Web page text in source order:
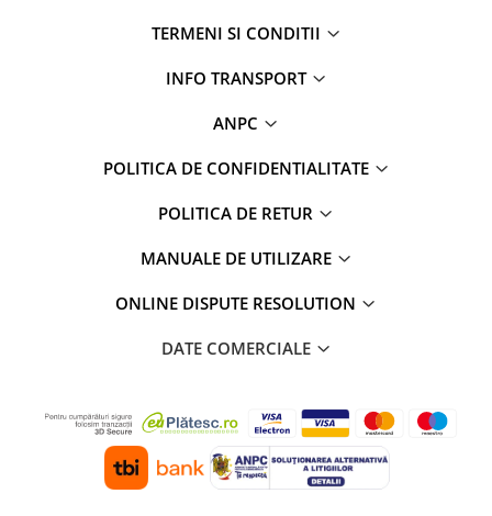
TERMENI SI CONDITII
INFO TRANSPORT
ANPC
POLITICA DE CONFIDENTIALITATE
POLITICA DE RETUR
MANUALE DE UTILIZARE
ONLINE DISPUTE RESOLUTION
DATE COMERCIALE